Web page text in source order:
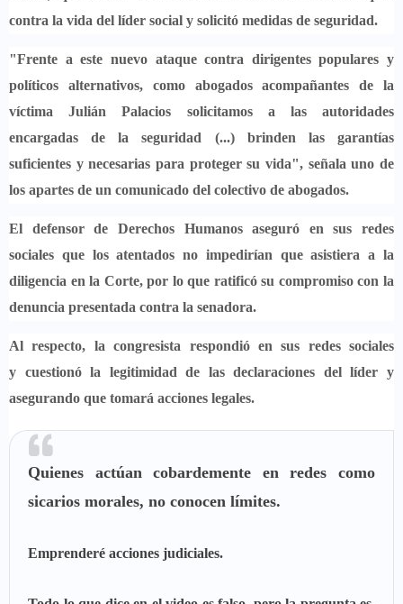
contra la vida del líder social y solicitó medidas de seguridad.
"Frente a este nuevo ataque contra dirigentes populares y
políticos alternativos, como abogados acompañantes de la
víctima Julián Palacios solicitamos a las autoridades
encargadas de la seguridad (...) brinden las garantías
suficientes y necesarias para proteger su vida", señala uno de
los apartes de un comunicado del colectivo de abogados.
El defensor de Derechos Humanos aseguró en sus redes
sociales que los atentados no impedirían que asistiera a la
diligencia en la Corte, por lo que ratificó su compromiso con la
denuncia presentada contra la senadora.
Al respecto, la congresista respondió en sus redes sociales
y cuestionó la legitimidad de las declaraciones del líder y
asegurando que tomará acciones legales.
Quienes actúan cobardemente en redes como
sicarios morales, no conocen límites.
Emprenderé acciones judiciales.